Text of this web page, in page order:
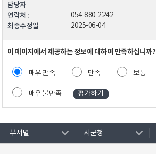
담당자
연락처 :
054-880-2242
최종수정일 2025-06-04
이 페이지에서 제공하는 정보에 대하여 만족하십니까?
매우 만족 만족 보통
매우 불만족
부서별 시군청